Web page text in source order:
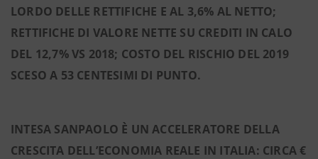
LORDO DELLE RETTIFICHE E AL 3,6% AL NETTO;
RETTIFICHE DI VALORE NETTE SU CREDITI IN CALO
DEL 12,7% VS 2018; COSTO DEL RISCHIO DEL 2019
SCESO A 53 CENTESIMI DI PUNTO.
INTESA SANPAOLO È UN ACCELERATORE DELLA
CRESCITA DELL’ECONOMIA REALE IN ITALIA: CIRCA €